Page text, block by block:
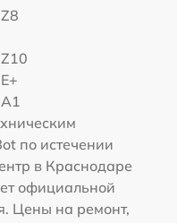
по истечении
в Краснодаре
официальной
Цены на ремонт,